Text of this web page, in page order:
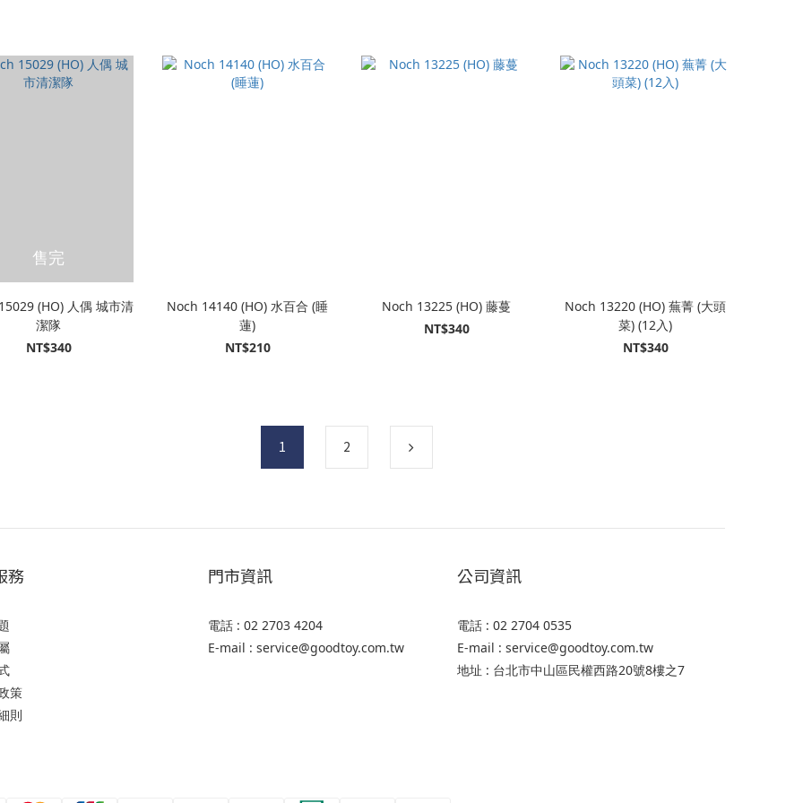
售完
(HO) 人偶 城市清
潔隊
NT$340
Noch 14140 (HO) 水百合 (睡
蓮)
NT$210
Noch 13225 (HO) 藤蔓
NT$340
Noch 13220 (HO) 蕪菁 (大頭
菜) (12入)
NT$340
1 2
務
策
則
門市資訊
電話 : 02 2703 4204
E-mail : service@goodtoy.com.tw
公司資訊
電話 : 02 2704 0535
E-mail : service@goodtoy.com.tw
地址 : 台北市中山區民權西路20號8樓之7